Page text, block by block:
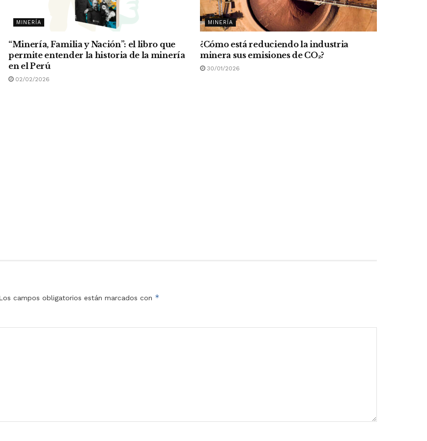
MINERÍA
“Minería, Familia y Nación”: el libro que
permite entender la historia de la minería
en el Perú
02/02/2026
MINERÍA
¿Cómo está reduciendo la industria
minera sus emisiones de CO₂?
30/01/2026
campos obligatorios están marcados con *